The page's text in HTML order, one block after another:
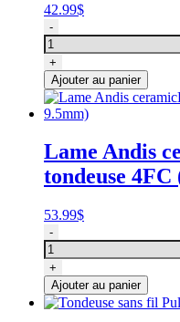
42.99$
quantité
de
Lame
Andis
ceramicEdge
pour
tondeuse
(1/100-
0.25mm)
-
+
Ajouter au panier
Lame Andis
tondeuse
53.99$
quantité
de
Lame
Andis
ceramicEdge
pour
-
+
Ajouter au panier